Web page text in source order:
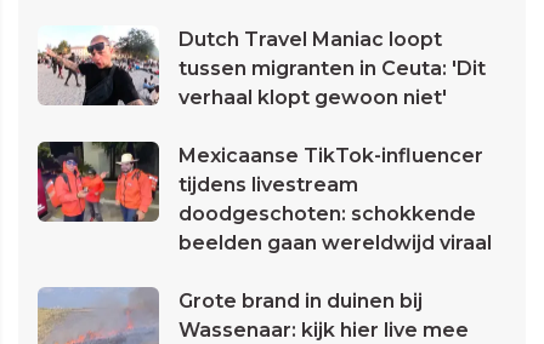
Dutch Travel Maniac loopt
tussen migranten in Ceuta: 'Dit
verhaal klopt gewoon niet'
Mexicaanse TikTok-influencer
tijdens livestream
doodgeschoten: schokkende
beelden gaan wereldwijd viraal
Grote brand in duinen bij
Wassenaar: kijk hier live mee